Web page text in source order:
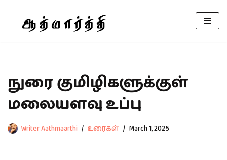
நுரை குமிழிகளுக்குள்
மலையளவு உப்பு
Writer Aathmaarthi உரைகள் March 1, 2025